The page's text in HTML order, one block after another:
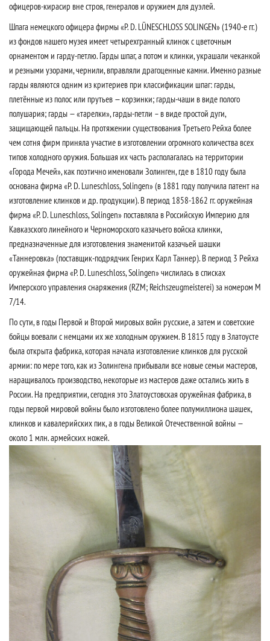
офицеров-кирасир вне строя, генералов и оружием для дуэлей.
Шпага немецкого офицера фирмы «P. D. LÜNESCHLOSS SOLINGEN» (1940-е гг.)
из фондов нашего музея имеет четырехгранный клинок с цветочным
орнаментом и гарду-петлю. Гарды шпаг, а потом и клинки, украшали чеканкой
и резными узорами, чернили, вправляли драгоценные камни. Именно разные
гарды являются одним из критериев при классификации шпаг: гарды,
плетённые из полос или прутьев — корзинки; гарды-чаши в виде полого
полушария; гарды — «тарелки», гарды-петли – в виде простой дуги,
защищающей пальцы. На протяжении существования Третьего Рейха более
чем сотня фирм приняла участие в изготовлении огромного количества всех
типов холодного оружия. Большая их часть располагалась на территории
«Города Мечей», как поэтично именовали Золинген, где в 1810 году была
основана фирма «P. D. Luneschloss, Solingen» (в 1881 году получила патент на
изготовление клинков и др. продукции). В период 1858-1862 гг. оружейная
фирма «P. D. Luneschloss, Solingen» поставляла в Российскую Империю для
Кавказского линейного и Черноморского казачьего войска клинки,
предназначенные для изготовления знаменитой казачьей шашки
«Таннеровка» (поставщик-подрядчик Генрих Карл Таннер). В период 3 Рейха
оружейная фирма «P. D. Luneschloss, Solingen» числилась в списках
Имперского управления снаряжения (RZM; Reichszeugmeisterei) за номером M
7/14.
По сути, в годы Первой и Второй мировых войн русские, а затем и советские
бойцы воевали с немцами их же холодным оружием. В 1815 году в Златоусте
была открыта фабрика, которая начала изготовление клинков для русской
армии: по мере того, как из Золингена прибывали все новые семьи мастеров,
наращивалось производство, некоторые из мастеров даже остались жить в
России. На предприятии, сегодня это Златоустовская оружейная фабрика, в
годы первой мировой войны было изготовлено более полумиллиона шашек,
клинков и кавалерийских пик, а в годы Великой Отечественной войны —
около 1 млн. армейских ножей.